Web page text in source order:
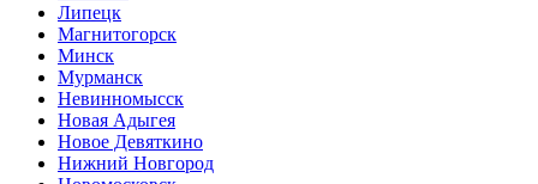
Липецк
Магнитогорск
Минск
Мурманск
Невинномысск
Новая Адыгея
Новое Девяткино
Нижний Новгород